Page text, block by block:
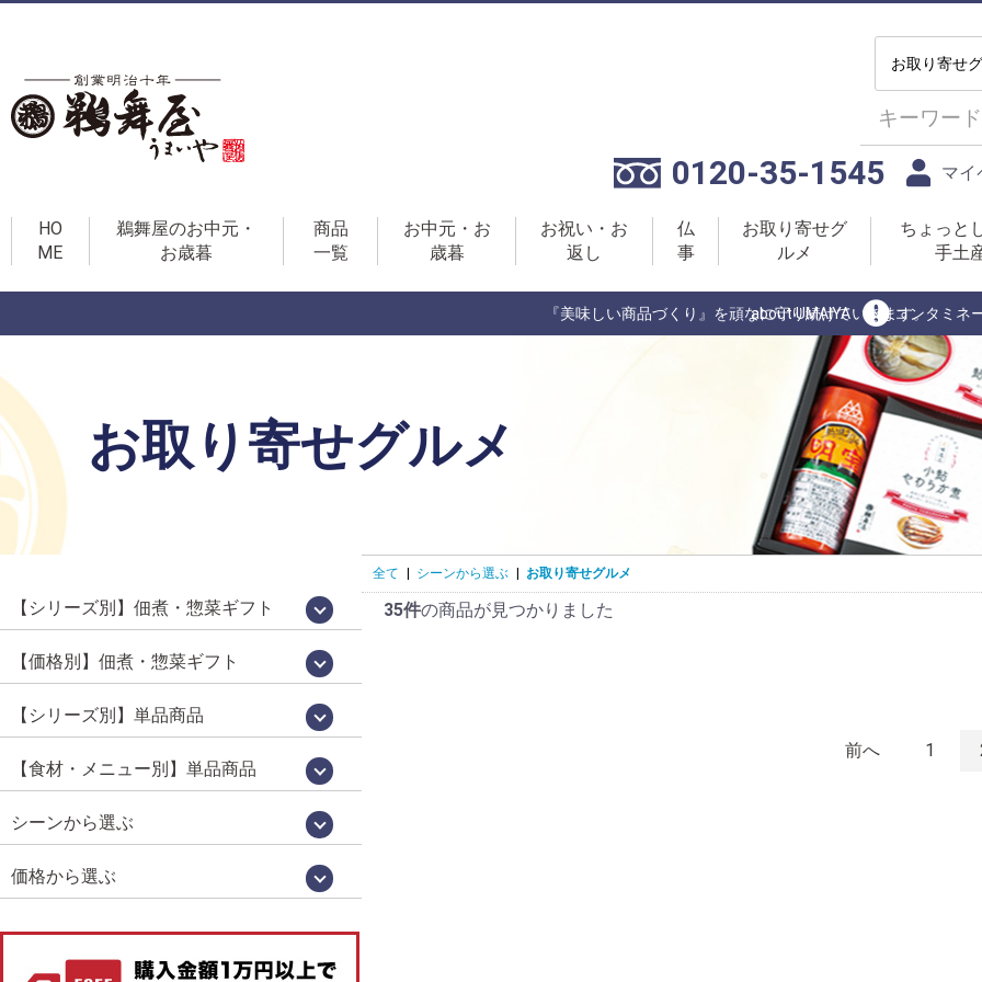
0120-35-1545 マイ
HO
ME
鵜舞屋のお中元・
お歳暮
商品
一覧
お中元・お
歳暮
お祝い・お
返し
仏
事
お取り寄せグ
ルメ
ちょっと
手土
『美味しい商品づくり』を頑なに守り続けていきます。
about UMAIYA コンタミネ
お取り寄せグルメ
全て シーンから選ぶ お取り寄せグルメ
35件の商品が見つかりました
前へ 1
【シリーズ別】佃煮・惣菜ギフト
高級佃煮ギフト
国産佃煮・惣菜詰め合わせ[百貨店限定販
鵜舞屋昆布巻詰合せ[鵜舞屋のロングセラ
佃煮 味三昧[食べきりサイズの佃煮詰め
老舗の味物語[岐阜の美味いもの詰め合わ
佃煮・肉惣菜詰め合わせ
信長の郷[岐阜土産・武将パッケージ]
鮎昆布巻詰合せ
鮎一夜干し詰合せ
逸品惣菜
国産煮豚・煮鶏詰合せ
[明宝ハム×鵜舞屋]詰め合わせ
そうめん・佃煮詰め合わせ
カジュアルギフト「味あわせ」
岐阜土産
【価格別】佃煮・惣菜ギフト
【プチギフト】～2000円
【佃煮 惣菜 ギフト】～3000円
【佃煮 惣菜 ギフト】～3979円
【佃煮 惣菜 ギフト】3980円～
【佃煮 惣菜 ギフト】5000円～
【佃煮 惣菜 ギフト】7000円～
【佃煮 惣菜 ギフト】10000円～[送料無
【シリーズ別】単品商品
うるか・鮎一夜干しなど[老舗の鮎]
百貨店限定販売[国産シリーズ]
定番竿箱シリーズ
鵜舞屋伝統の味[老舗の惣菜]
箱入り単品惣菜
定番の佃煮[うまい屋のおつまみ]
食べきりおつまみ[うまつま]
佃煮屋の「煮豚」「煮鶏」[SDGs]
高校生が開発しました[産学連携商品]
WareesHalal認証取得品[ハラルキッチン
ヤマタカ醤油[月星]使用シリーズ
鮎昆布巻詰合せ
【夏季限定】スウィーツ
【食材・メニュー別】単品商品
珍味（鮎うるか・一夜干し・ふりかけ）
昆布巻き（鮎・にしん・さけ・子持ちあ
鮎（すがた煮・吟醸煮など）
小鮎やわらか煮・小鮎甘露煮
飛騨牛・牛肉
煮豚・煮鶏
佃煮
貝類（帆立・牡蠣）
炊き込みご飯の素
ハラール認証取得品
菓子・スイーツ
シーンから選ぶ
お中元・お歳暮
お祝い・お返し
仏事
お取り寄せグルメ
お手土産（カジュアルギフト）
おつまみ
価格から選ぶ
1,000円未満
1,000円～
2,000円～
3,000円～
4,000円～
5,000円以上